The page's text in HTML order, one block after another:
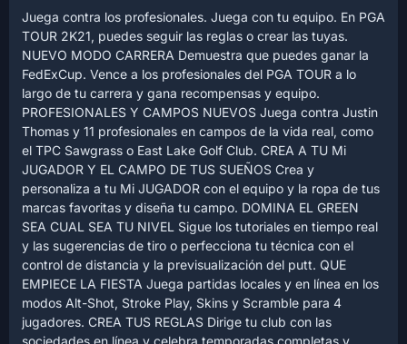
Juega contra los profesionales. Juega con tu equipo. En PGA
TOUR 2K21, puedes seguir las reglas o crear las tuyas.
NUEVO MODO CARRERA Demuestra que puedes ganar la
FedExCup. Vence a los profesionales del PGA TOUR a lo
largo de tu carrera y gana recompensas y equipo.
PROFESIONALES Y CAMPOS NUEVOS Juega contra Justin
Thomas y 11 profesionales en campos de la vida real, como
el TPC Sawgrass o East Lake Golf Club. CREA A TU Mi
JUGADOR Y EL CAMPO DE TUS SUEÑOS Crea y
personaliza a tu Mi JUGADOR con el equipo y la ropa de tus
marcas favoritas y diseña tu campo. DOMINA EL GREEN
SEA CUAL SEA TU NIVEL Sigue los tutoriales en tiempo real
y las sugerencias de tiro o perfecciona tu técnica con el
control de distancia y la previsualización del putt. QUE
EMPIECE LA FIESTA Juega partidas locales y en línea en los
modos Alt-Shot, Stroke Play, Skins y Scramble para 4
jugadores. CREA TUS REGLAS Dirige tu club con las